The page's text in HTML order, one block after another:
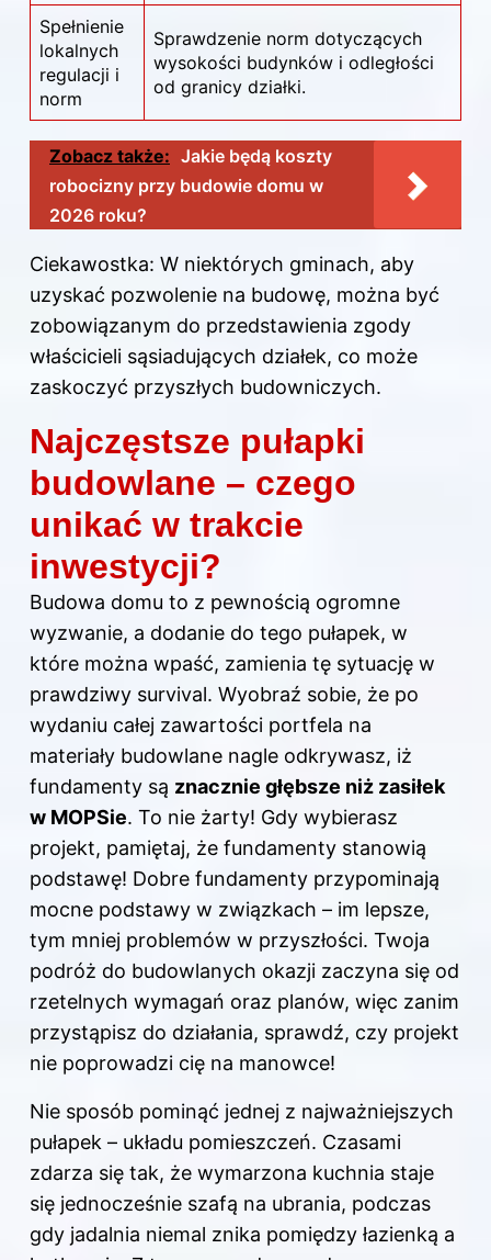
Spełnienie
lokalnych
regulacji i
norm
Sprawdzenie norm dotyczących
wysokości budynków i odległości
od granicy działki.
Zobacz także: Jakie będą koszty
robocizny przy budowie domu w
2026 roku?
Ciekawostka: W niektórych gminach, aby
uzyskać pozwolenie na budowę, można być
zobowiązanym do przedstawienia zgody
właścicieli sąsiadujących działek, co może
zaskoczyć przyszłych budowniczych.
Najczęstsze pułapki
budowlane – czego
unikać w trakcie
inwestycji?
Budowa domu to z pewnością ogromne
wyzwanie, a dodanie do tego pułapek, w
które można wpaść, zamienia tę sytuację w
prawdziwy survival. Wyobraź sobie, że po
wydaniu całej zawartości portfela na
materiały budowlane nagle odkrywasz, iż
fundamenty są znacznie głębsze niż zasiłek
w MOPSie. To nie żarty! Gdy wybierasz
projekt, pamiętaj, że fundamenty stanowią
podstawę! Dobre fundamenty przypominają
mocne podstawy w związkach – im lepsze,
tym mniej problemów w przyszłości. Twoja
podróż do budowlanych okazji zaczyna się od
rzetelnych wymagań oraz planów, więc zanim
przystąpisz do działania, sprawdź, czy projekt
nie poprowadzi cię na manowce!
Nie sposób pominąć jednej z najważniejszych
pułapek – układu pomieszczeń. Czasami
zdarza się tak, że wymarzona kuchnia staje
się jednocześnie szafą na ubrania, podczas
gdy jadalnia niemal znika pomiędzy łazienką a